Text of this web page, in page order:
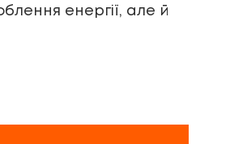
енергії, але й